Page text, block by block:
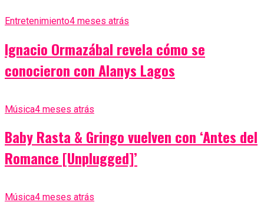
Entretenimiento4 meses atrás
Ignacio Ormazábal revela cómo se
conocieron con Alanys Lagos
Música4 meses atrás
Baby Rasta & Gringo vuelven con ‘Antes del
Romance [Unplugged]’
Música4 meses atrás